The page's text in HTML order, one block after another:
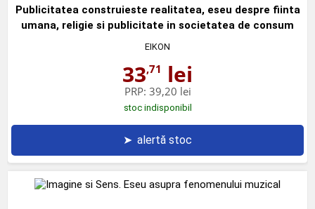
Publicitatea construieste realitatea, eseu despre fiinta
umana, religie si publicitate in societatea de consum
EIKON
33,71 lei
PRP: 39,20 lei
stoc indisponibil
➤ alertă stoc